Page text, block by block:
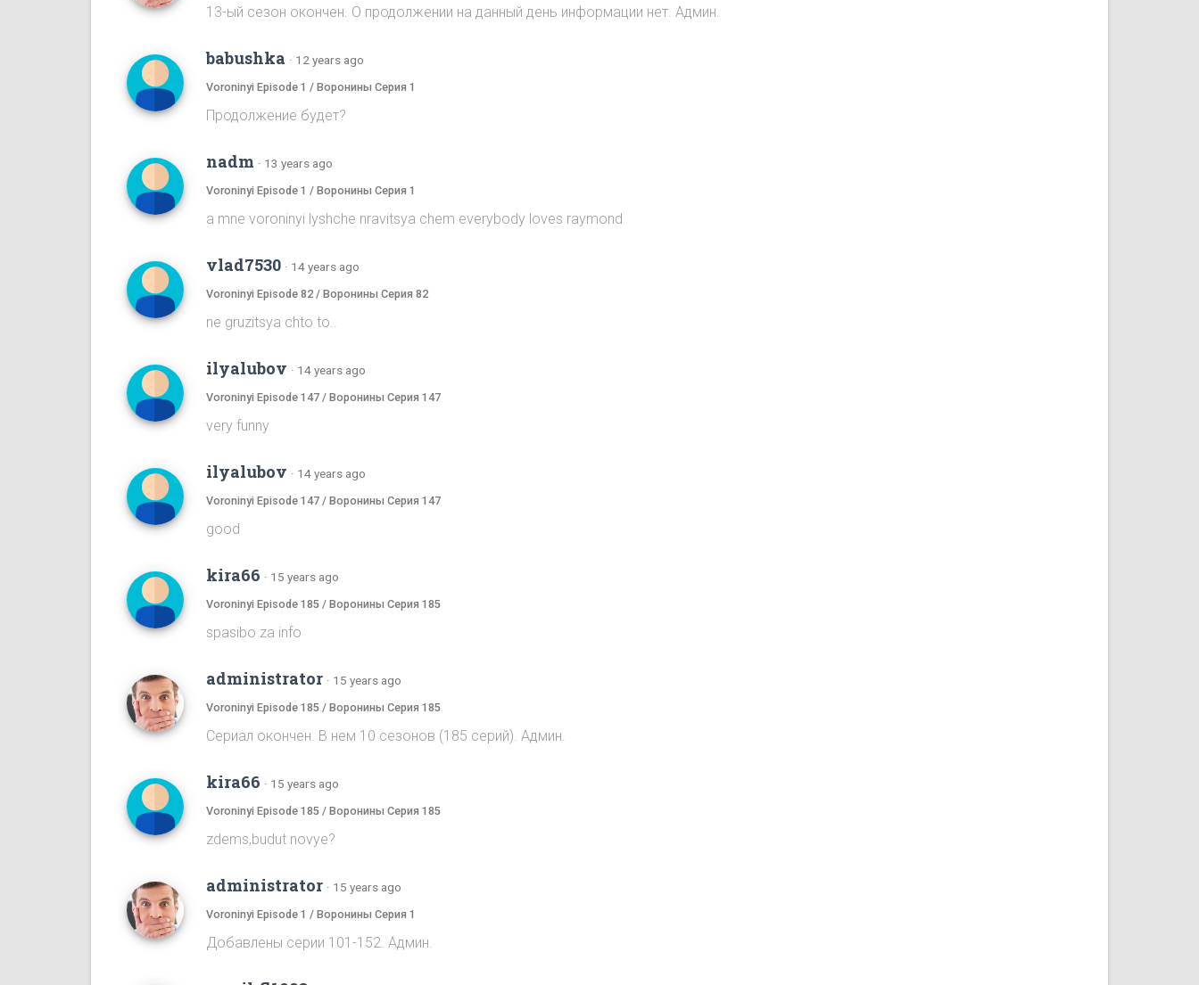
13-ый сезон окончен. О продолжении на данный день информации нет. Админ.
babushka · 12 years ago
Voroninyi Episode 1 / Воронины Серия 1
Продолжение будет?
nadm · 13 years ago
Voroninyi Episode 1 / Воронины Серия 1
a mne voroninyi lyshche nravitsya chem everybody loves raymond
vlad7530 · 14 years ago
Voroninyi Episode 82 / Воронины Серия 82
ne gruzitsya chto to..
ilyalubov · 14 years ago
Voroninyi Episode 147 / Воронины Серия 147
very funny
ilyalubov · 14 years ago
Voroninyi Episode 147 / Воронины Серия 147
good
kira66 · 15 years ago
Voroninyi Episode 185 / Воронины Серия 185
spasibo za info
administrator · 15 years ago
Voroninyi Episode 185 / Воронины Серия 185
Сериал окончен. В нем 10 сезонов (185 серий). Админ.
kira66 · 15 years ago
Voroninyi Episode 185 / Воронины Серия 185
zdems,budut novye?
administrator · 15 years ago
Voroninyi Episode 1 / Воронины Серия 1
Добавлены серии 101-152. Админ.